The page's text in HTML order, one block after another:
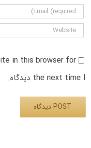
in this browser for
the next time I دیدگاه.